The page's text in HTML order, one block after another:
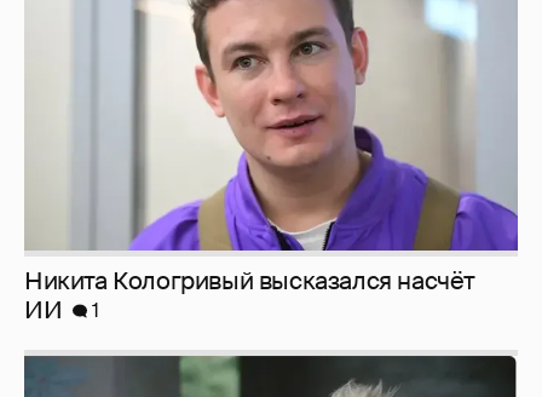
Никита Кологривый высказался насчёт
ИИ
1